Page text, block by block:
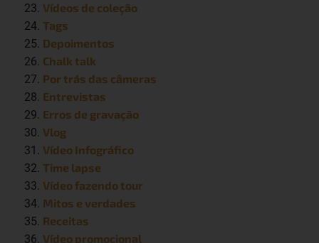
Vídeos de coleção
Tags
Depoimentos
Chalk talk
Por trás das câmeras
Entrevistas
Erros de gravação
Vlog
Vídeo Infográfico
Time lapse
Vídeo fazendo tour
Mitos e verdades
Receitas
Vídeo promocional